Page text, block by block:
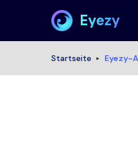
Eyezy
Startseite Eyezy-